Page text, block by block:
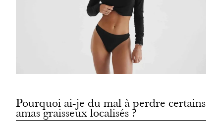
Pourquoi ai-je du mal à perdre certains
amas graisseux localisés ?